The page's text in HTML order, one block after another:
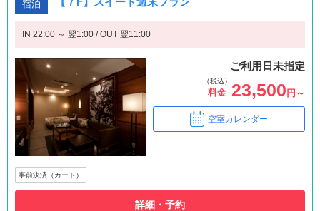
宿泊
IN 22:00 ～ 翌1:00 / OUT 翌11:00
ご利用日未指定
（税込）
料金 23,500 円～
空室カレンダー
事前決済（カード）
詳細・予約